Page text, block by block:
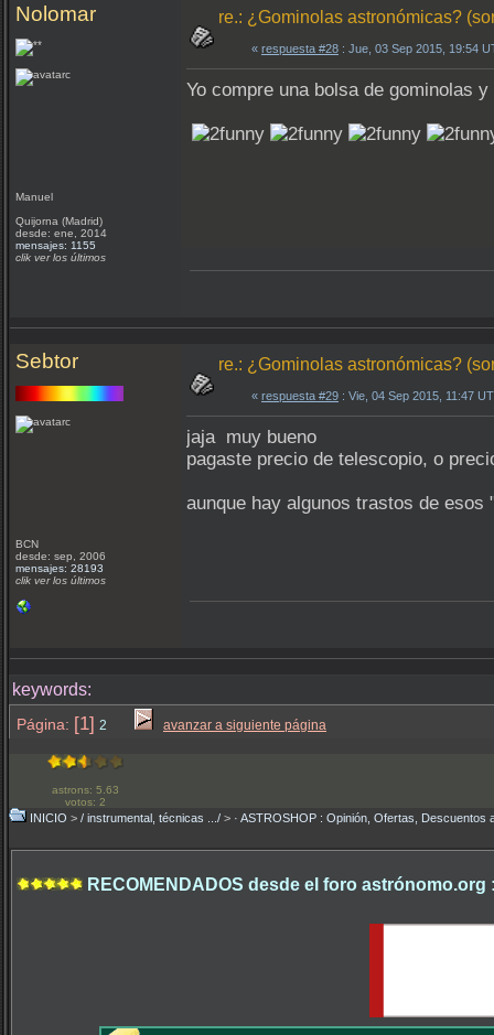
Nolomar
Manuel
Quijorna (Madrid)
desde: ene, 2014
mensajes: 1155
clik ver los últimos
re.: ¿Gominolas astronómicas?
« respuesta #28 : Jue, 03 Sep 2015, 19:54
Yo compre una bolsa de gominolas
Sebtor
BCN
desde: sep, 2006
mensajes: 28193
clik ver los últimos
re.: ¿Gominolas astronómicas?
« respuesta #29 : Vie, 04 Sep 2015, 11:47
jaja muy bueno
pagaste precio de telescopio, o
aunque hay algunos trastos de
keywords:
Página: [1] 2 avanzar a siguiente página
astrons: 5.63
votos: 2
INICIO > / instrumental, técnicas .../ > · ASTROSHOP : Opinión, Ofertas, Descuentos
RECOMENDADOS desde el foro astrónomo.org